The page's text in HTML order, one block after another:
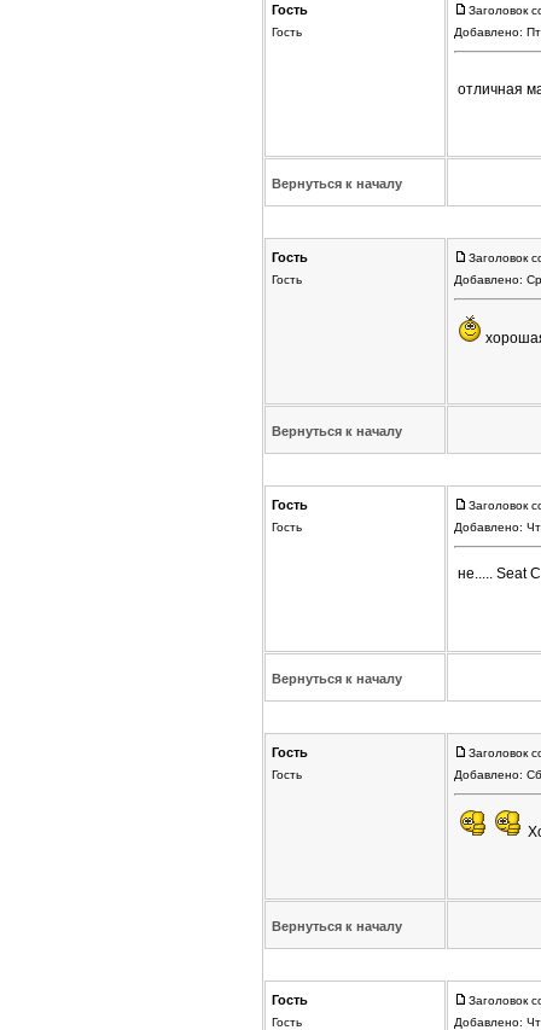
Гость
Гость
Заголовок
Добавлено:
отличная
Вернуться к началу
Гость
Гость
Заголовок
Добавлено:
Вернуться к началу
Гость
Гость
Заголовок
Добавлено:
не..... Seat
Вернуться к началу
Гость
Гость
Заголовок
Добавлено:
Вернуться к началу
Гость
Гость
Заголовок
Добавлено: